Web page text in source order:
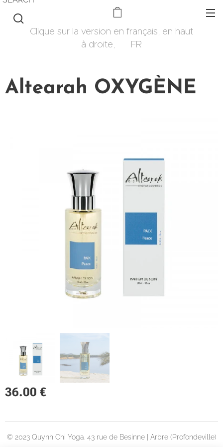
Clique sur la version en français, en haut
à droite, 🇫🇷 FR
Altearah OXYGÈNE
36.00 €
© 2023 Quynh Chi Yoga. 43 rue de Besinne | Arbre (Profondeville)